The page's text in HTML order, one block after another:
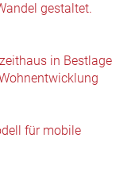
gestaltet.
in Bestlage
für mobile